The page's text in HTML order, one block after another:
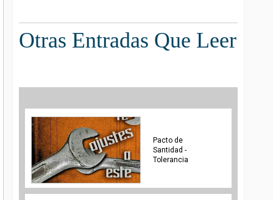
Otras Entradas Que Leer
Pacto de
Santidad -
Tolerancia